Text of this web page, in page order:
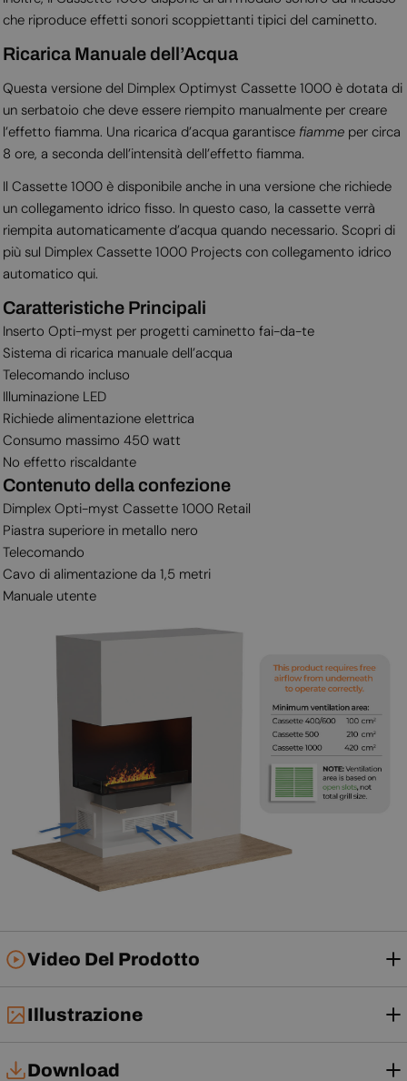
che riproduce effetti sonori scoppiettanti tipici del caminetto.
Ricarica Manuale dell’Acqua
Questa versione del Dimplex Optimyst Cassette 1000 è dotata di
un serbatoio che deve essere riempito manualmente per creare
l’effetto fiamma. Una ricarica d’acqua garantisce fiammeper circa
8 ore, a seconda dell’intensità dell’effetto fiamma.
Il Cassette 1000 è disponibile anche in una versione che richiede
un collegamento idrico fisso. In questo caso, la cassette verrà
riempita automaticamente d’acqua quando necessario. Scopri di
più sul Dimplex Cassette 1000 Projects con collegamento idrico
automatico qui.
Caratteristiche Principali
Inserto Opti-myst per progetti caminetto fai-da-te
Sistema di ricarica manuale dell’acqua
Telecomando incluso
Illuminazione LED
Richiede alimentazione elettrica
Consumo massimo 450 watt
No effetto riscaldante
Contenuto della confezione
Dimplex Opti-myst Cassette 1000 Retail
Piastra superiore in metallo nero
Telecomando
Cavo di alimentazione da 1,5 metri
Manuale utente
Video Del Prodotto
Illustrazione
Download